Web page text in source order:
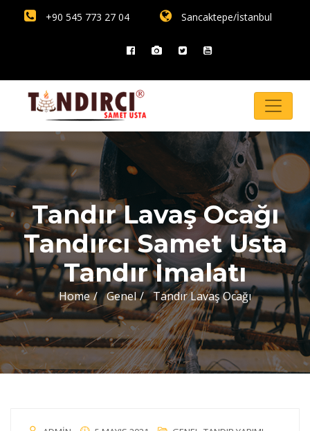
+90 545 773 27 04 Sancaktepe/İstanbul
Tandır Lavaş Ocağı
Tandırcı Samet Usta
Tandır İmalatı
Home Genel Tandır Lavaş Ocağı